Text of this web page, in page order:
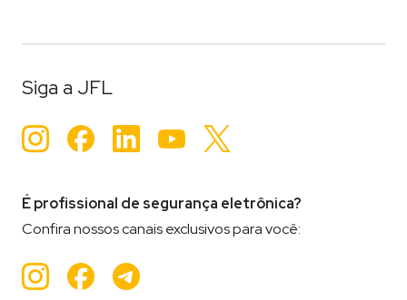
Siga a JFL
Instagram
Facebook
LinkedInYouTube
É profissional de segurança eletrônica?
Confira nossos canais exclusivos para você:
Instagram
Facebook
Teleram